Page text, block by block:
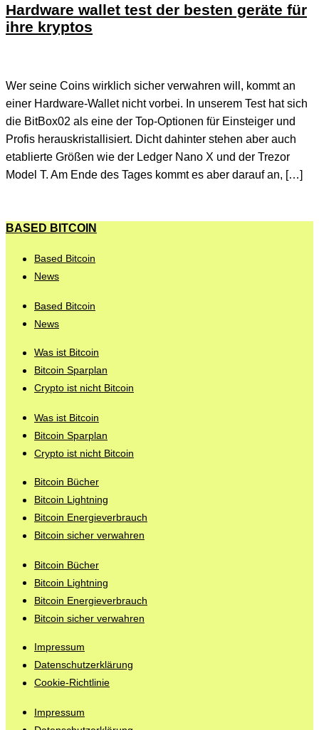
Hardware wallet test der besten geräte für
ihre kryptos
Wer seine Coins wirklich sicher verwahren will, kommt an
einer Hardware-Wallet nicht vorbei. In unserem Test hat sich
die BitBox02 als eine der Top-Optionen für Einsteiger und
Profis herauskristallisiert. Dicht dahinter stehen aber auch
etablierte Größen wie der Ledger Nano X und der Trezor
Model T. Am Ende des Tages kommt es aber darauf an, […]
BASED BITCOIN
Based Bitcoin
News
Based Bitcoin
News
Was ist Bitcoin
Bitcoin Sparplan
Crypto ist nicht Bitcoin
Was ist Bitcoin
Bitcoin Sparplan
Crypto ist nicht Bitcoin
Bitcoin Bücher
Bitcoin Lightning
Bitcoin Energieverbrauch
Bitcoin sicher verwahren
Bitcoin Bücher
Bitcoin Lightning
Bitcoin Energieverbrauch
Bitcoin sicher verwahren
Impressum
Datenschutzerklärung
Cookie-Richtlinie
Impressum